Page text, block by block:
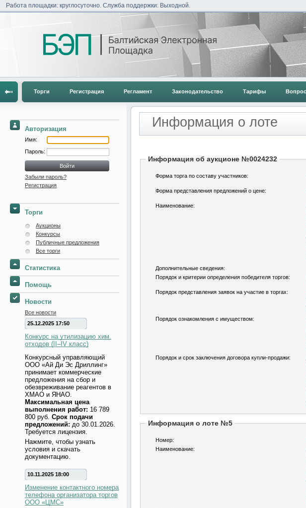
Работа площадки: круглосуточно. Служба поддержки: Выходной.
Торги Регистрация Регламент Законодательство Тарифы
Авторизация
Имя:
Пароль:
Забыли пароль?
Регистрация
Торги
Аукционы
Конкурсы
Публичные предложения
Все торги
Статистика
Помощь
Новости
Все новости
25.12.2025 17:50
Конкурс на утилизацию хим.
отходов (II–IV класс)
Конкурсный управляющий
ООО «Ай Ди Эс Дриллинг»
принимает коммерческие
предложения на сбор и
обезвреживание реагентов в
ХМАО и ЯНАО.
Максимальная цена
выполнения работ: 16 789
800 руб. Срок подачи
предложений: до 30.01.2026.
Требуется лицензия.
Нажмите, чтобы узнать
условия и скачать
документацию.
10.11.2025 18:00
Изменение контактного номера
телефона организатора торгов
ООО «ЦМС»
Информация о лоте
Информация об аукционе №0024232
Форма торга по составу участников:
Форма представления предложений о цене:
Наименование:
Дополнительные сведения:
Порядок и критерии определения победителя торгов:
Порядок представления заявок на участие в торгах:
Порядок ознакомления с имуществом:
Порядок и срок заключения договора купли-продажи:
Информация о лоте №5
Номер:
Наименование: